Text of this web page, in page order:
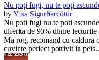
Nu poți fugi, nu te poți
byYrsa Sigurðardóttir
Nu poti fugi nu te poti
diferita de 90% dintre lecturile
Ma rog, recomand cu caldura
cuvinte perfect potrivit in